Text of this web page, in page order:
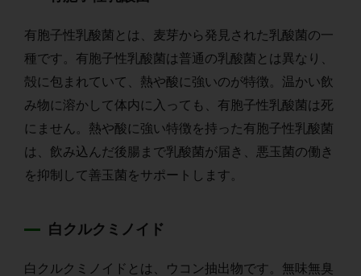
有胞子性乳酸菌とは、麦芽から発見された乳酸菌の一
種です。有胞子性乳酸菌は普通の乳酸菌とは異なり、
殻に包まれていて、熱や酸に強いのが特徴。温かい飲
み物に溶かして体内に入っても、有胞子性乳酸菌は死
にません。熱や酸に強い特徴を持った有胞子性乳酸菌
は、飲み込んだ後腸まで乳酸菌が届き、悪玉菌の働き
を抑制して善玉菌をサポートします。
白クルクミノイド
白クルクミノイドとは、ウコン抽出物です。無味無臭